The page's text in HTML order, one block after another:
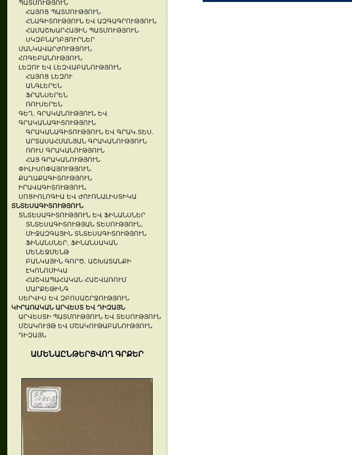
ՊԱՏՄՈՒԹՅՈՒՆ
ՀԱՅՈՑ ՊԱՏՄՈՒԹՅՈՒՆ
ՀՆԱԳԻՏՈՒԹՅՈՒՆ ԵՎ ԱԶԳԱԳՐՈՒԹՅՈՒՆ
ՀԱՄԱՇԽԱՐՀԱՅԻՆ ՊԱՏՄՈՒԹՅՈՒՆ
ՍԿԶԲՆԱՂԲՅՈՒՐՆԵՐ
ՄԱՆԿԱՎԱՐԺՈՒԹՅՈՒՆ
ՀՈԳԵԲԱՆՈՒԹՅՈՒՆ
ԼԵԶՈՒ ԵՎ ԼԵԶՎԱԲԱՆՈՒԹՅՈՒՆ
ՀԱՅՈՑ ԼԵԶՈՒ
ԱՆԳԼԵՐԵՆ
ՖՐԱՆՍԵՐԵՆ
ՌՈՒՍԵՐԵՆ
ԳԵՂ. ԳՐԱԿԱՆՈՒԹՅՈՒՆ ԵՎ
ԳՐԱԿԱՆԱԳԻՏՈՒԹՅՈՒՆ
ԳՐԱԿԱՆԱԳԻՏՈՒԹՅՈՒՆ ԵՎ ԳՐԱԿ.ՏԵՍ.
ԱՐՏԱՍԱՀՄԱՆՅԱՆ ԳՐԱԿԱՆՈՒԹՅՈՒՆ
ՌՈՒՍ ԳՐԱԿԱՆՈՒԹՅՈՒՆ
ՀԱՅ ԳՐԱԿԱՆՈՒԹՅՈՒՆ
ՓԻԼԻՍՈՓԱՅՈՒԹՅՈՒՆ
ՔԱՂԱՔԱԳԻՏՈՒԹՅՈՒՆ
ԻՐԱՎԱԳԻՏՈՒԹՅՈՒՆ
ՍՈՑԻՈԼՈԳԻԱ ԵՎ ԺՈՒՌՆԱԼԻՍՏԻԿԱ
ՏՆՏԵՍԱԳԻՏՈՒԹՅՈՒՆ
ՏՆՏԵՍԱԳԻՏՈՒԹՅՈՒՆ ԵՎ ՖԻՆԱՆՍՆԵՐ
ՏՆՏԵՍԱԳԻՏՈՒԹՅԱՆ ՏԵՍՈՒԹՅՈՒՆ,
ՄԻՋԱԶԳԱՅԻՆ ՏՆՏԵՍԱԳԻՏՈՒԹՅՈՒՆ
ՖԻՆԱՆՍՆԵՐ, ՖԻՆԱՆՍԱԿԱՆ
ՄԵՆԵՋՄԵՆԹ
ԲԱՆԿԱՅԻՆ ԳՈՐԾ, ԱՇԽԱՏԱՆՔԻ
ԷԿՈՆՈՄԻԿԱ
ՀԱՇՎԱՊԱՀԱԿԱՆ ՀԱՇՎԱՌՈՒՄ
ՄԱՐՔԵԹԻՆԳ
ՍԵՐՎԻՍ ԵՎ ԶԲՈՍԱՇՐՋՈՒԹՅՈՒՆ
ԿԻՐԱՌԱԿԱՆ ԱՐՎԵՍՏ ԵՎ ԴԻԶԱՅՆ
ԱՐՎԵՍՏԻ ՊԱՏՄՈՒԹՅՈՒՆ ԵՎ ՏԵՍՈՒԹՅՈՒՆ
ՄՇԱԿՈՒՅԹ ԵՎ ՄՇԱԿՈՒԹԱԲԱՆՈՒԹՅՈՒՆ
ԴԻԶԱՅՆ
ԱՄԵՆԱԸՆԹԵՐՑՎՈՂ ԳՐՔԵՐ